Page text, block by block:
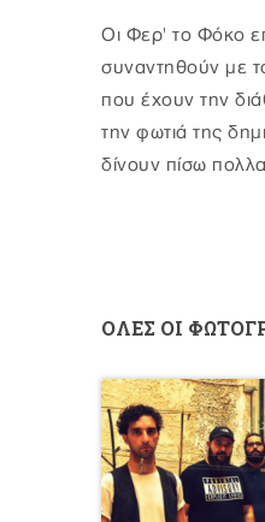
Οι Φερ' το Φόκο
συναντηθούν με
που έχουν την
την φωτιά της
δίνουν πίσω
ΟΛΕΣ ΟΙ